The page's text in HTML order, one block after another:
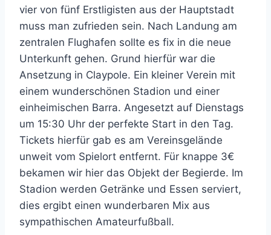
vier von fünf Erstligisten aus der Hauptstadt
muss man zufrieden sein. Nach Landung am
zentralen Flughafen sollte es fix in die neue
Unterkunft gehen. Grund hierfür war die
Ansetzung in Claypole. Ein kleiner Verein mit
einem wunderschönen Stadion und einer
einheimischen Barra. Angesetzt auf Dienstags
um 15:30 Uhr der perfekte Start in den Tag.
Tickets hierfür gab es am Vereinsgelände
unweit vom Spielort entfernt. Für knappe 3€
bekamen wir hier das Objekt der Begierde. Im
Stadion werden Getränke und Essen serviert,
dies ergibt einen wunderbaren Mix aus
sympathischen Amateurfußball.